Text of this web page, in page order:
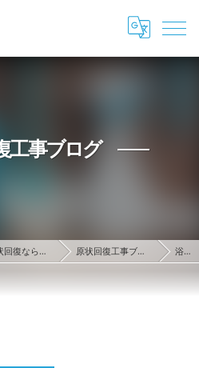
工事ブログ
千葉のハウスクリーニング・原状回復ならwiple 原状回復工事ブログ 浴室